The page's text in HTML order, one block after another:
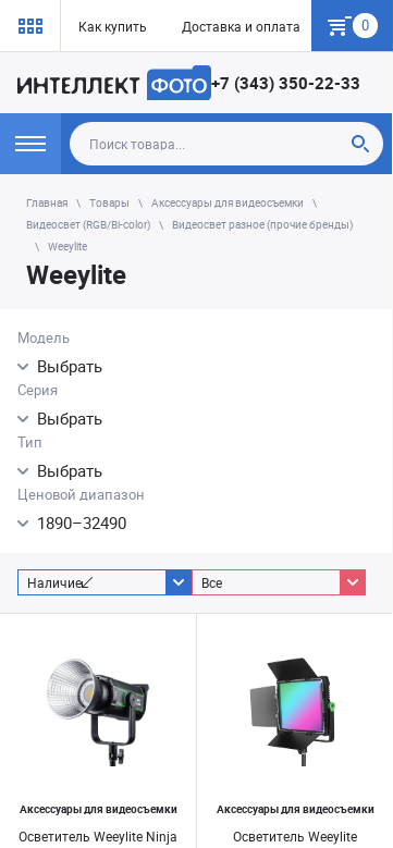
Как купить Доставка и оплата Гарантия
0
+7 (343) 350-22-33
Главная Товары
Аксессуары для видеосъемки
Видеосвет (RGB/Bi-color)
Видеосвет разное (прочие бренды)
Weeylite
Weeylite
Модель
Выбрать
Серия
Выбрать
Тип
Выбрать
Ценовой диапазон
1890–32490
Наличие Все
Аксессуары для видеосъемки
Осветитель Weeylite Ninja
Аксессуары для видеосъемки
Осветитель Weeylite